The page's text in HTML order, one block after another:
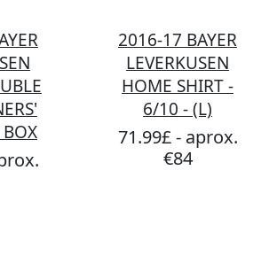
2016-17 BAYER
LEVERKUSEN
HOME SHIRT -
6/10 - (L)
71.99£ - aprox.
€84